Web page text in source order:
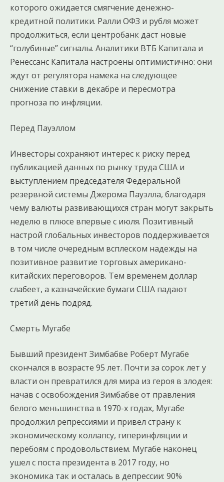
которого ожидается смягчение денежно-
кредитной политики. Ралли ОФЗ и рубля может
продолжиться, если центробанк даст новые
“голубиные” сигналы. Аналитики ВТБ Капитала и
Ренессанс Капитала настроены оптимистично: они
ждут от регулятора намека на следующее
снижение ставки в декабре и пересмотра
прогноза по инфляции.
Перед Пауэллом
Инвесторы сохраняют интерес к риску перед
публикацией данных по рынку труда США и
выступлением председателя Федеральной
резервной системы Джерома Пауэлла, благодаря
чему валюты развивающихся стран могут закрыть
неделю в плюсе впервые с июля. Позитивный
настрой глобальных инвесторов поддерживается
в том числе очередным всплеском надежды на
позитивное развитие торговых американо-
китайских переговоров. Тем временем доллар
слабеет, а казначейские бумаги США падают
третий день подряд.
Смерть Мугабе
Бывший президент Зимбабве Роберт Мугабе
скончался в возрасте 95 лет. Почти за сорок лет у
власти он превратился для мира из героя в злодея:
начав с освобождения Зимбабве от правления
белого меньшинства в 1970-х годах, Мугабе
продолжил репрессиями и привел страну к
экономическому коллапсу, гиперинфляции и
перебоям с продовольствием. Мугабе наконец
ушел с поста президента в 2017 году, но
экономика так и осталась в депрессии: 90%